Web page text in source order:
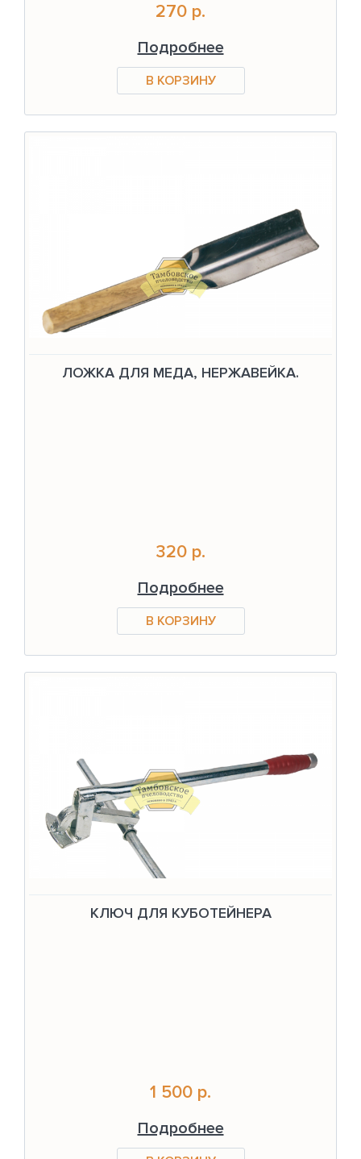
270 р.
Подробнее
ЛОЖКА ДЛЯ МЕДА, НЕРЖАВЕЙКА.
320 р.
Подробнее
КЛЮЧ ДЛЯ КУБОТЕЙНЕРА
1 500 р.
Подробнее